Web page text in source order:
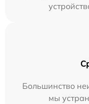
Большинство
мы